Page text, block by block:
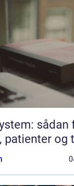
sådan
patienter og